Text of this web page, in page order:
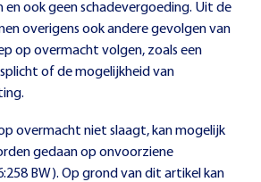
en ook geen schadevergoeding. Uit de
overigens ook andere gevolgen van
op overmacht volgen, zoals een
of de mogelijkheid van
overmacht niet slaagt, kan mogelijk
gedaan op onvoorziene
BW). Op grond van dit artikel kan